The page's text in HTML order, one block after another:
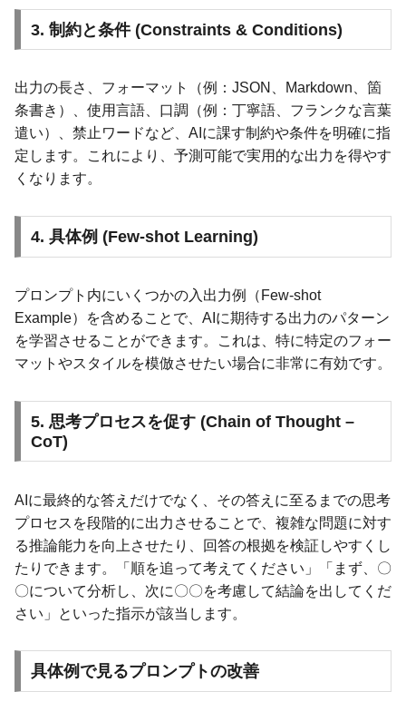
3. 制約と条件 (Constraints & Conditions)
出力の長さ、フォーマット（例：JSON、Markdown、箇
条書き）、使用言語、口調（例：丁寧語、フランクな言葉
遣い）、禁止ワードなど、AIに課す制約や条件を明確に指
定します。これにより、予測可能で実用的な出力を得やす
くなります。
4. 具体例 (Few-shot Learning)
プロンプト内にいくつかの入出力例（Few-shot
Example）を含めることで、AIに期待する出力のパターン
を学習させることができます。これは、特に特定のフォー
マットやスタイルを模倣させたい場合に非常に有効です。
5. 思考プロセスを促す (Chain of Thought –
CoT)
AIに最終的な答えだけでなく、その答えに至るまでの思考
プロセスを段階的に出力させることで、複雑な問題に対す
る推論能力を向上させたり、回答の根拠を検証しやすくし
たりできます。「順を追って考えてください」「まず、〇
〇について分析し、次に〇〇を考慮して結論を出してくだ
さい」といった指示が該当します。
具体例で見るプロンプトの改善